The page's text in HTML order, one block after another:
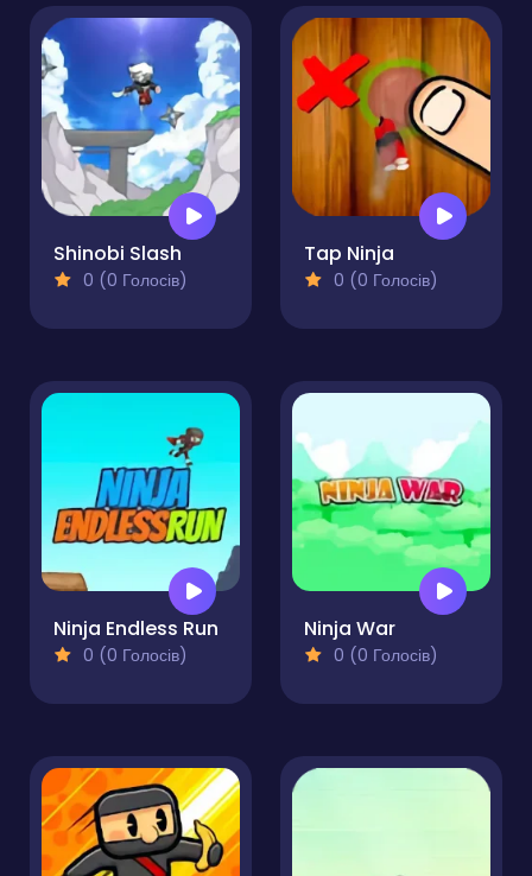
Shinobi Slash
0 (0 Голосів)
Tap Ninja
0 (0 Голосів)
Ninja Endless Run
0 (0 Голосів)
Ninja War
0 (0 Голосів)